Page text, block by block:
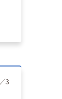
／3